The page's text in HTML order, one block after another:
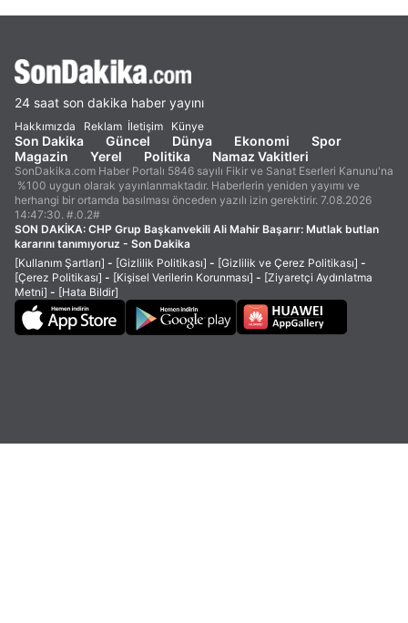
24 saat son dakika haber yayını
Hakkımızda Reklam İletişim Künye
Son Dakika Güncel Dünya Ekonomi
Spor
Magazin
Yerel Politika Namaz Vakitleri
SonDakika.com Haber Portalı 5846 sayılı Fikir ve Sanat Eserleri Kanunu'na
%100 uygun olarak yayınlanmaktadır. Haberlerin yeniden yayımı ve
herhangi bir ortamda basılması önceden yazılı izin gerektirir. 7.08.2026
14:47:30. #.0.2#
SON DAKİKA: CHP Grup Başkanvekili Ali Mahir Başarır: Mutlak butlan
kararını tanımıyoruz - Son Dakika
[Kullanım Şartları] - [Gizlilik Politikası] - [Gizlilik ve Çerez Politikası] -
[Çerez Politikası] - [Kişisel Verilerin Korunması] - [Ziyaretçi Aydınlatma
Metni] - [Hata Bildir]